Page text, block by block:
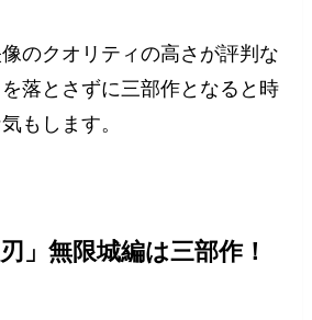
像のクオリティの高さが評判な
落とさずに三部作となると時
もします。
」無限城編は三部作！